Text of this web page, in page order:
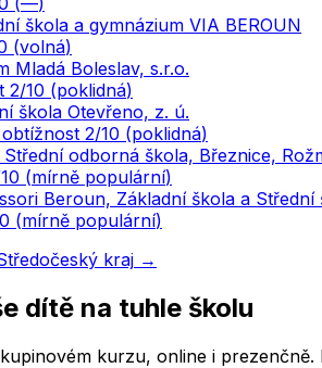
škola a gymnázium VIA BEROUN
(volná)
Mladá Boleslav, s.r.o.
2/10 (poklidná)
škola Otevřeno, z. ú.
obtížnost 2/10 (poklidná)
odborná škola, Březnice,
(mírně populární)
Beroun, Základní škola a Střední
(mírně populární)
kraj →
dítě na tuhle školu
kurzu, online i